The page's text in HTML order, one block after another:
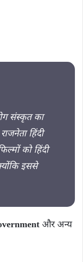
संस्कृत का
हिंदी
को हिंदी
इससे
और अन्य